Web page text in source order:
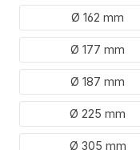
Ø 162 mm
Ø 177 mm
Ø 187 mm
Ø 225 mm
Ø 305 mm